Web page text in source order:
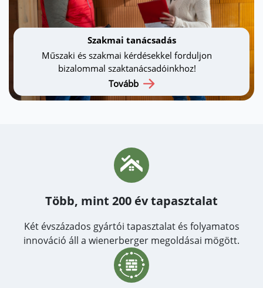
Szakmai tanácsadás
Műszaki és szakmai kérdésekkel forduljon
bizalommal szaktanácsadóinkhoz!
Tovább
Több, mint 200 év tapasztalat
Két évszázados gyártói tapasztalat és folyamatos
innováció áll a wienerberger megoldásai mögött.